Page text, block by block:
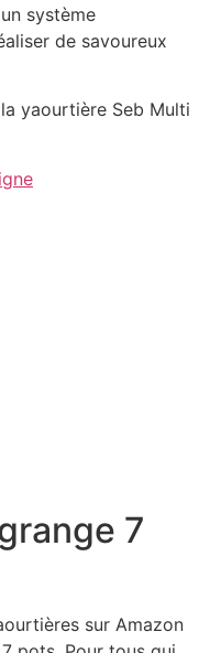
système
de savoureux
yaourtière Seb Multi
7
sur Amazon